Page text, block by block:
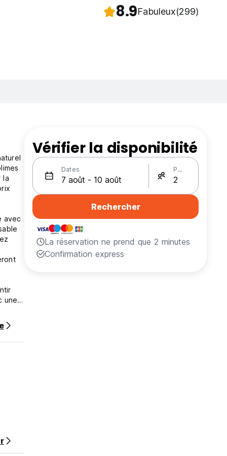
8.9Fabuleux(299)
la
avec
une
pour
et
la
Vérifier la disponibilité
Dates Personnes
Rechercher
La réservation ne prend que 2 minutes
Confirmation express